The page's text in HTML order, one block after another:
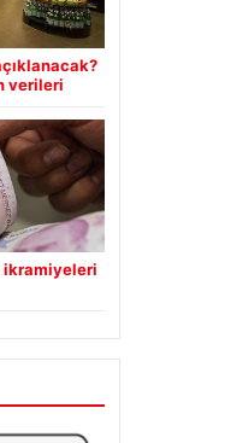
verileri
ikramiyeleri